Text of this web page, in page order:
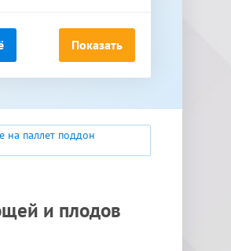
Показать
на паллет поддон
и плодов